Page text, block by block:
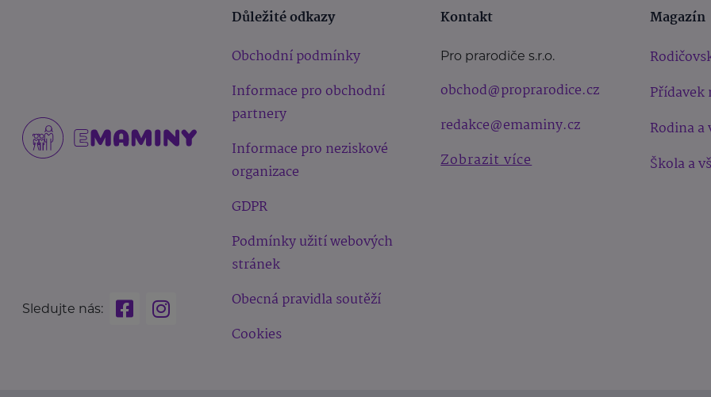
Sledujte nás:
Důležité odkazy
Obchodní podmínky
Informace pro obchodní
partnery
Informace pro neziskové
organizace
GDPR
Podmínky užití webových
stránek
Obecná pravidla soutěží
Cookies
Kontakt
Pro prarodiče s.r.o.
obchod@proprarodice.cz
redakce@emaminy.cz
Zobrazit více
Magazín
Přídavek
Rodina a
Škola a